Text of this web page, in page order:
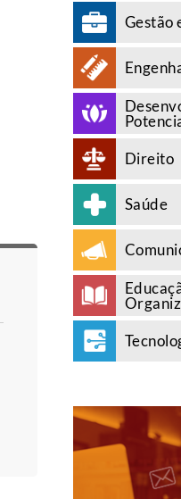
Gestão
Direito
Saúde